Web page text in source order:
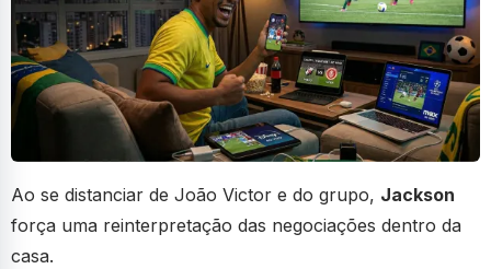
Ao se distanciar de João Victor e do grupo, Jackson
força uma reinterpretação das negociações dentro da
casa.